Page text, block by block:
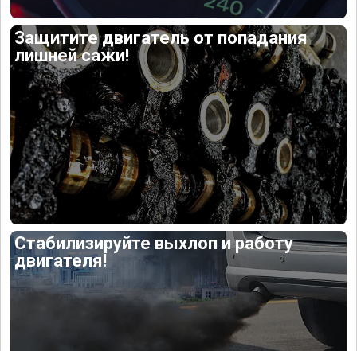
Защитите двигатель от попадания
лишней сажи!
Стабилизируйте выхлоп и работу
двигателя!